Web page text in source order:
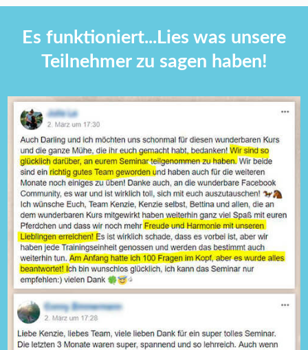
Es funktioniert...Lies was unsere
Teilnehmer zu sagen haben!